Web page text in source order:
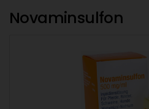
Novaminsulfon